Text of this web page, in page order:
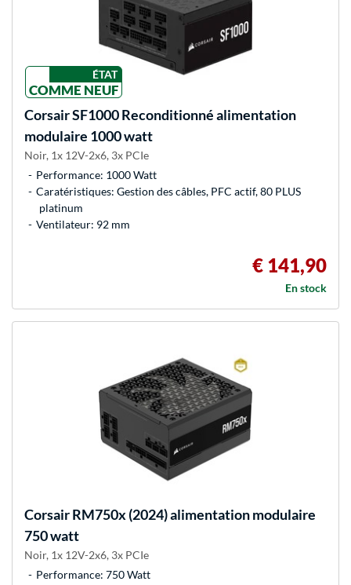
ÉTAT
COMME NEUF
CorsairSF1000 Reconditionné alimentation
modulaire 1000 watt
Noir, 1x 12V-2x6, 3x PCIe
Performance: 1000 Watt
Caratéristiques: Gestion des câbles, PFC actif, 80 PLUS
platinum
Ventilateur: 92 mm
€ 141,90
En stock
CorsairRM750x (2024) alimentation modulaire
750 watt
Noir, 1x 12V-2x6, 3x PCIe
Performance: 750 Watt